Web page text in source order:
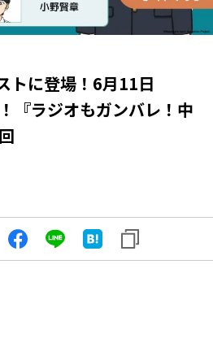
トに登場！6月11日
『ラジオもガンバレ！中